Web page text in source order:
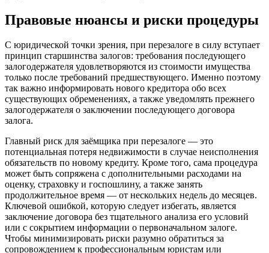
Правовые нюансы и риски процедуры
С юридической точки зрения, при перезалоге в силу вступает
принцип старшинства залогов: требования последующего
залогодержателя удовлетворяются из стоимости имущества
только после требований предшествующего. Именно поэтому
так важно информировать нового кредитора обо всех
существующих обременениях, а также уведомлять прежнего
залогодержателя о заключении последующего договора
залога.
Главный риск для заёмщика при перезалоге — это
потенциальная потеря недвижимости в случае неисполнения
обязательств по новому кредиту. Кроме того, сама процедура
может быть сопряжена с дополнительными расходами на
оценку, страховку и госпошлину, а также занять
продолжительное время — от нескольких недель до месяцев.
Ключевой ошибкой, которую следует избегать, является
заключение договора без тщательного анализа его условий
или с сокрытием информации о первоначальном залоге.
Чтобы минимизировать риски разумно обратиться за
сопровождением к профессиональным юристам или